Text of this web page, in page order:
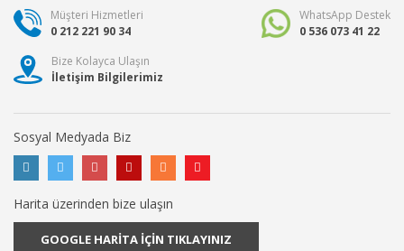
Müşteri Hizmetleri
0 212 221 90 34
WhatsApp Destek
0 536 073 41 22
Bize Kolayca Ulaşın
İletişim Bilgilerimiz
Sosyal Medyada Biz
Harita üzerinden bize ulaşın
GOOGLE HARİTA İÇİN TIKLAYINIZ